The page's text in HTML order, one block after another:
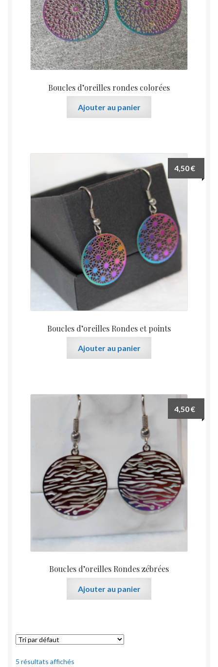
Boucles d’oreilles rondes colorées
Ajouter au panier
Boucles d’oreilles Rondes et points
4,50€
Ajouter au panier
Boucles d’oreilles Rondes zébrées
4,50€
Ajouter au panier
5 résultats affichés